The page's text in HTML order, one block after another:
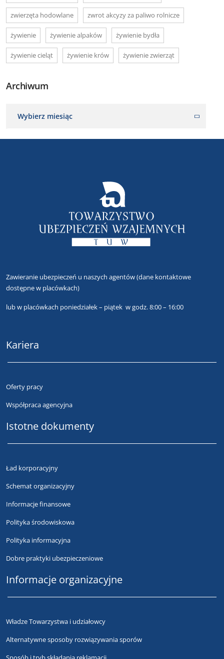
zwierzęta hodowlane zwrot akcyzy za paliwo rolnicze
żywienie żywienie alpaków żywienie bydła
żywienie cieląt żywienie krów żywienie zwierząt
Archiwum
Wybierz miesiąc
Zawieranie ubezpieczeń u naszych agentów(dane kontaktowe
dostępne w placówkach)
lubw placówkach poniedziałek – piątek w godz. 8:00 – 16:00
Kariera
Oferty pracy
Współpraca agencyjna
Istotne dokumenty
Ład korporacyjny
Schemat organizacyjny
Informacje finansowe
Polityka środowiskowa
Polityka informacyjna
Dobre praktyki ubezpieczeniowe
Informacje organizacyjne
Władze Towarzystwa i udziałowcy
Alternatywne sposoby rozwiązywania sporów